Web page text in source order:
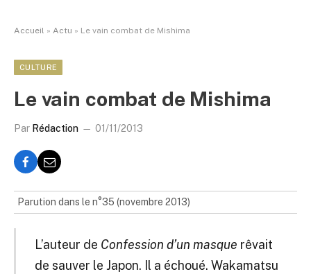
Accueil » Actu » Le vain combat de Mishima
CULTURE
Le vain combat de Mishima
Par Rédaction 01/11/2013
Parution dans le n°35 (novembre 2013)
L’auteur de Confession d’un masque rêvait
de sauver le Japon. Il a échoué. Wakamatsu